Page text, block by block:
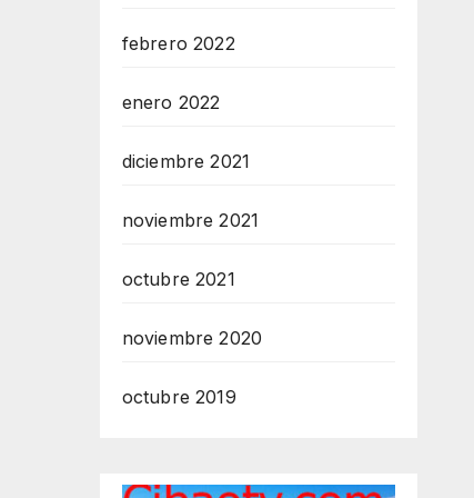
febrero 2022
enero 2022
diciembre 2021
noviembre 2021
octubre 2021
noviembre 2020
octubre 2019